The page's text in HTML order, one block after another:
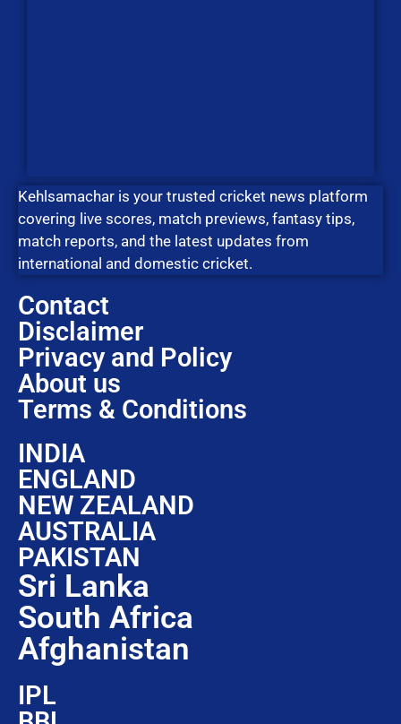
Kehlsamachar is your trusted cricket news platform
covering live scores, match previews, fantasy tips,
match reports, and the latest updates from
international and domestic cricket.
Contact
Disclaimer
Privacy and Policy
About us
Terms & Conditions
INDIA
ENGLAND
NEW ZEALAND
AUSTRALIA
PAKISTAN
Sri Lanka
South Africa
Afghanistan
IPL